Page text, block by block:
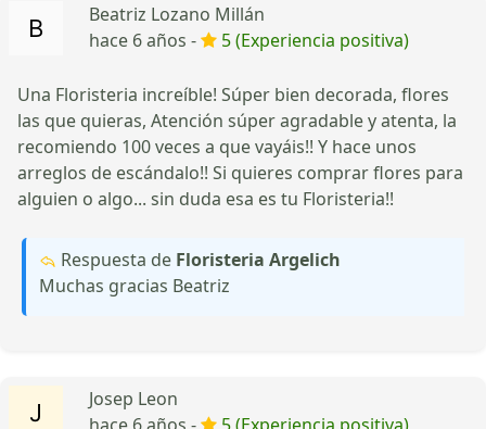
Beatriz Lozano Millán
hace 6 años -
5 (Experiencia positiva)
Una Floristeria increíble! Súper bien decorada, flores
las que quieras, Atención súper agradable y atenta, la
recomiendo 100 veces a que vayáis!! Y hace unos
arreglos de escándalo!! Si quieres comprar flores para
alguien o algo... sin duda esa es tu Floristeria!!
Respuesta de Floristeria Argelich
Muchas gracias Beatriz
Josep Leon